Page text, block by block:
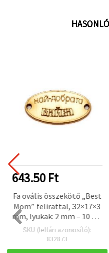
643.50 Ft
Fa ovális összekötő „Best
Mom” felirattal, 32×17×3
mm, lyukak: 2 mm – 10 db,
ékszerkészítéshez
SKU (leltári azonosító):
832873